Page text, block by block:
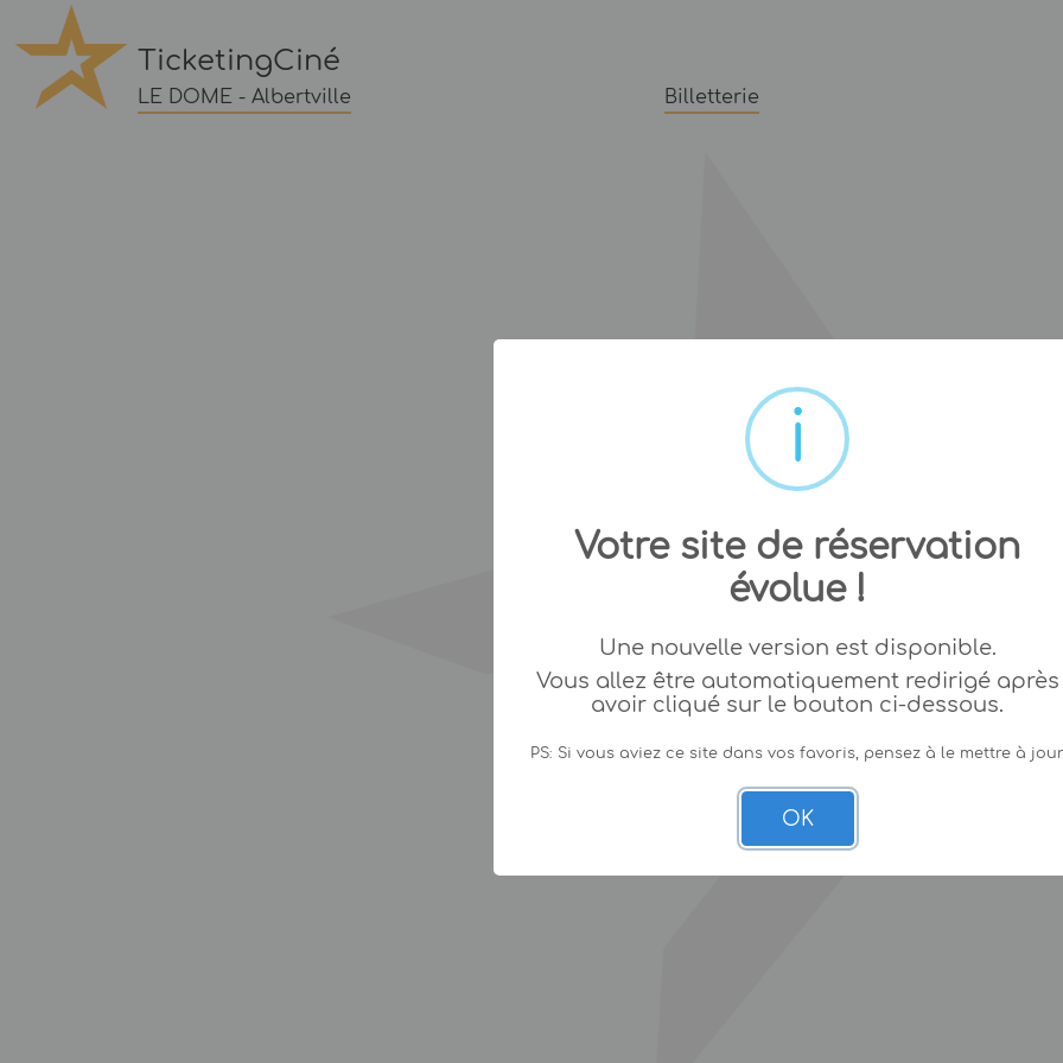
TicketingCiné
LE DOME - Albertville Billetterie
Votre site de réservation
évolue !
Une nouvelle version est disponible.
Vous allez être automatiquement redirigé après
avoir cliqué sur le bouton ci-dessous.
PS: Si vous aviez ce site dans vos favoris, pensez à le mettre à
OK